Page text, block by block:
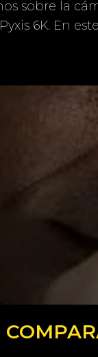
sobre la
6K. En